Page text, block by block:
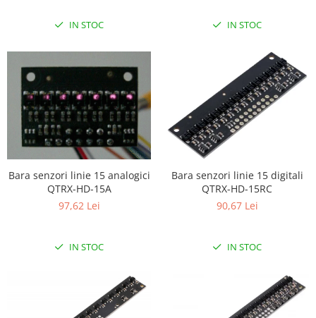
IN STOC IN STOC
Bara senzori linie 15 analogici
QTRX-HD-15A
97,62 Lei
IN STOC
Bara senzori linie 15 digitali
QTRX-HD-15RC
90,67 Lei
IN STOC